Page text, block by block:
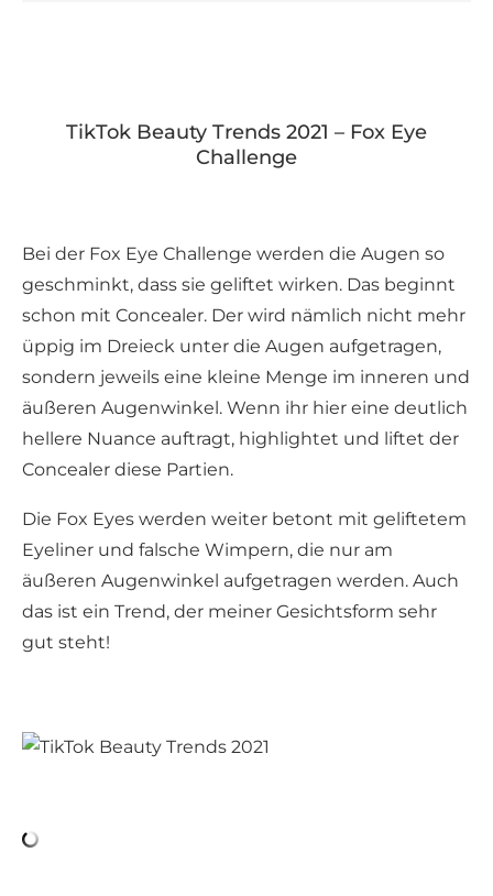
TikTok Beauty Trends 2021 – Fox Eye
Challenge
Bei der Fox Eye Challenge werden die Augen so
geschminkt, dass sie geliftet wirken. Das beginnt
schon mit Concealer. Der wird nämlich nicht mehr
üppig im Dreieck unter die Augen aufgetragen,
sondern jeweils eine kleine Menge im inneren und
äußeren Augenwinkel. Wenn ihr hier eine deutlich
hellere Nuance auftragt, highlightet und liftet der
Concealer diese Partien.
Die Fox Eyes werden weiter betont mit geliftetem
Eyeliner und falsche Wimpern, die nur am
äußeren Augenwinkel aufgetragen werden. Auch
das ist ein Trend, der meiner Gesichtsform sehr
gut steht!